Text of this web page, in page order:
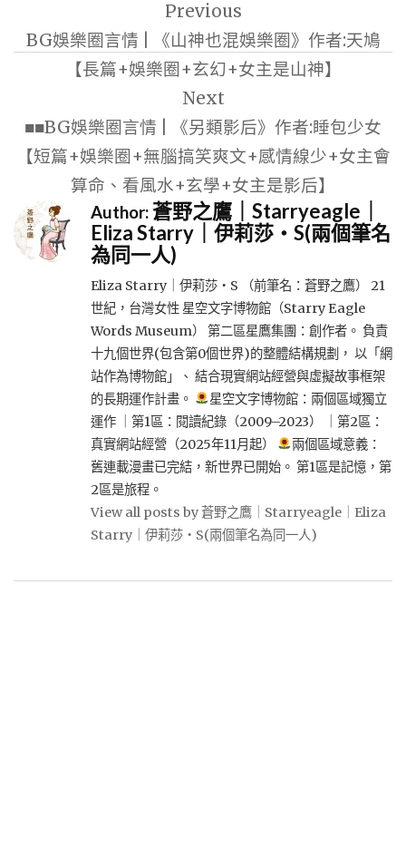
導
Previous
BG娛樂圈言情 | 《山神也混娛樂圈》作者:天鳩
【長篇+娛樂圈+玄幻+女主是山神】
Next
■■BG娛樂圈言情 | 《另類影后》作者:睡包少女
【短篇+娛樂圈+無腦搞笑爽文+感情線少+女主會
算命、看風水+玄學+女主是影后】
Author:蒼野之鷹｜Starryeagle｜
Eliza Starry｜伊莉莎・S(兩個筆名
為同一人)
Eliza Starry｜伊莉莎・S （前筆名：蒼野之鷹） 21
世紀，台灣女性 星空文字博物館（Starry Eagle
Words Museum） 第二區星鷹集團：創作者。 負責
十九個世界(包含第0個世界)的整體結構規劃， 以「網
站作為博物館」、 結合現實網站經營與虛擬故事框架
的長期運作計畫。
星空文字博物館：兩個區域獨立
運作 ｜第1區：閱讀紀錄（2009–2023） ｜第2區：
真實網站經營（2025年11月起）
兩個區域意義：
舊連載漫畫已完結，新世界已開始。 第1區是記憶，第
2區是旅程。
View all posts by 蒼野之鷹｜Starryeagle｜Eliza
Starry｜伊莉莎・S(兩個筆名為同一人)